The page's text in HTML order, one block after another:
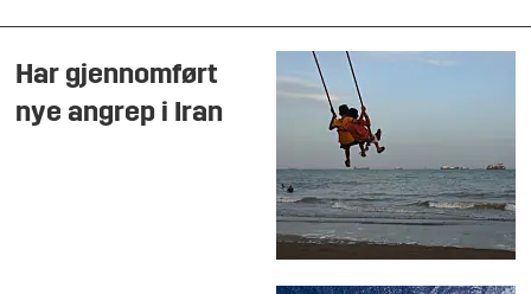
Har gjennomført
nye angrep i Iran